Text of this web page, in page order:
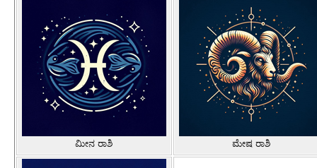
ಮೀನ ರಾಶಿ ಮೇಷ ರಾಶಿ